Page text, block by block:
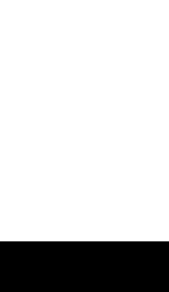
Explorer